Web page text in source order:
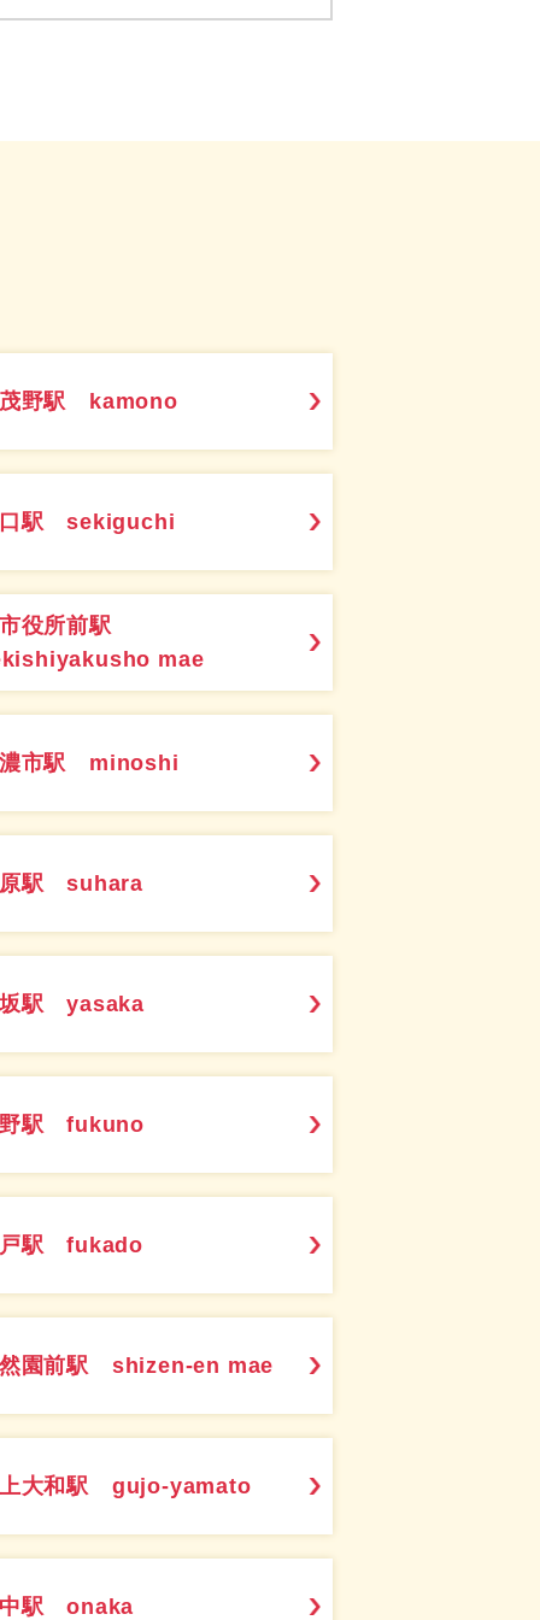
野駅 kamono
駅 sekiguchi
役所前駅
mae
市駅 minoshi
駅 suhara
駅 yasaka
駅 fukuno
駅 fukado
園前駅 shizen-en mae
大和駅 gujo-yamato
駅 onaka